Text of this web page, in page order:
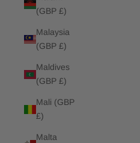
(GBP £)
Malaysia
(GBP £)
Maldives
(GBP £)
Mali (GBP
£)
Malta